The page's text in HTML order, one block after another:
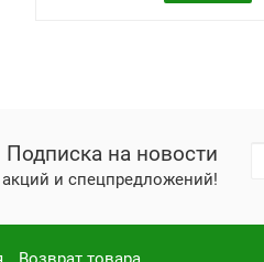
Подписка на новости
акций и спецпредложений!